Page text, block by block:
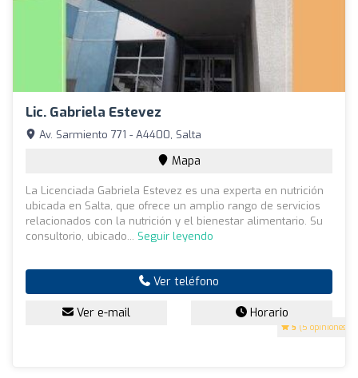
Lic. Gabriela Estevez
5 (5 opiniones)
Av. Sarmiento 771 - A4400, Salta
Mapa
La Licenciada Gabriela Estevez es una experta en nutrición
ubicada en Salta, que ofrece un amplio rango de servicios
relacionados con la nutrición y el bienestar alimentario. Su
consultorio, ubicado... Seguir leyendo
Ver teléfono
Ver e-mail Horario